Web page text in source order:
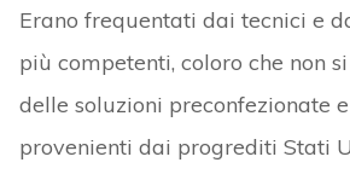
Erano frequentati dai tecnici e
più competenti, coloro che non
delle soluzioni preconfezionate
provenienti dai progrediti Stati